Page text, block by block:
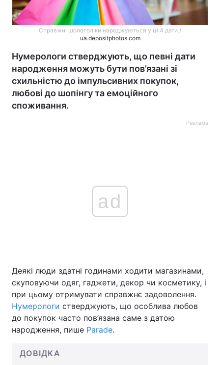
Справжні шопоголіки народжуються у ці 4 дати /
ua.depositphotos.com
Нумерологи стверджують, що певні дати
народження можуть бути пов’язані зі
схильністю до імпульсивних покупок,
любові до шопінгу та емоційного
споживання.
Реклама
ad
Деякі люди здатні годинами ходити магазинами,
скуповуючи одяг, гаджети, декор чи косметику, і
при цьому отримувати справжнє задоволення.
Нумерологи стверджують, що особлива любов
до покупок часто пов’язана саме з датою
народження, пише Parade.
ДОВІДКА